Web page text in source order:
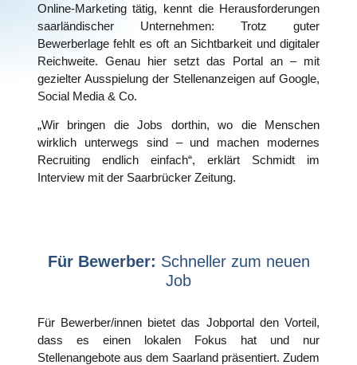
Online-Marketing tätig, kennt die Herausforderungen
saarländischer Unternehmen: Trotz guter
Bewerberlage fehlt es oft an Sichtbarkeit und digitaler
Reichweite. Genau hier setzt das Portal an – mit
gezielter Ausspielung der Stellenanzeigenauf Google,
Social Media & Co.
„Wir bringen die Jobs dorthin, wo die Menschen
wirklich unterwegs sind – und machen modernes
Recruiting endlich einfach“, erklärt Schmidt im
Interview mit der Saarbrücker Zeitung.
Für Bewerber: Schneller zum neuen
Job
Für Bewerber/innen bietet das Jobportal den Vorteil,
dass es einen lokalen Fokus hat und nur
Stellenangebote aus dem Saarland präsentiert. Zudem